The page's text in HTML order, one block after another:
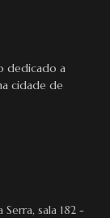
dedicado a
cidade de
sala 182 -